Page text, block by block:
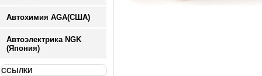
Автохимия AGA(США)
Автоэлектрика NGK
(Япония)
ССЫЛКИ